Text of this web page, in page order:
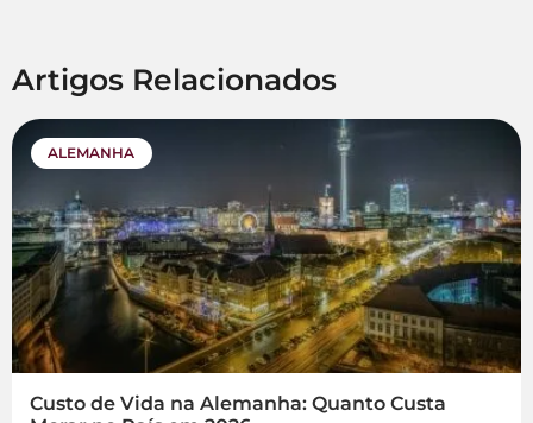
Artigos Relacionados
ALEMANHA
Custo de Vida na Alemanha: Quanto Custa